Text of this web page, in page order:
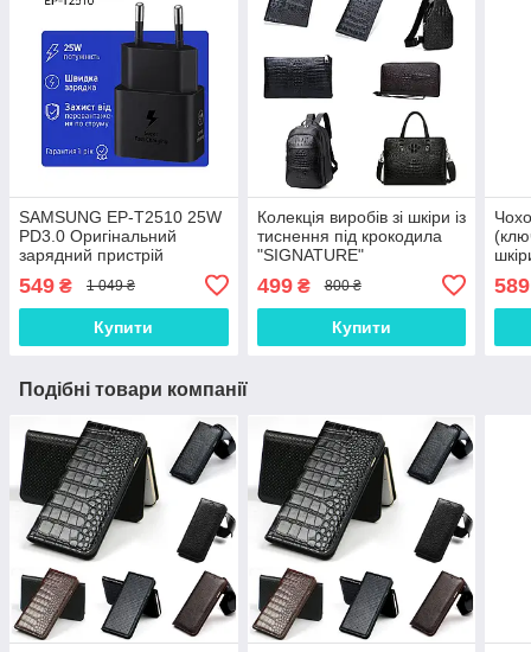
SAMSUNG EP-T2510 25W
PD3.0 Оригінальний
зарядний пристрій
549 ₴ 1 049 ₴
Купити
Колекція виробів зі шкіри із
тиснення під крокодила
"SIGNATURE"
499₴ 800 ₴
Купити
589
Подібні товари компанії